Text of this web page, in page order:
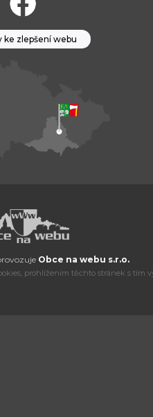
ke zlepšení webu
Obce na webu s.r.o.
prohlížením těchto stránek s tím